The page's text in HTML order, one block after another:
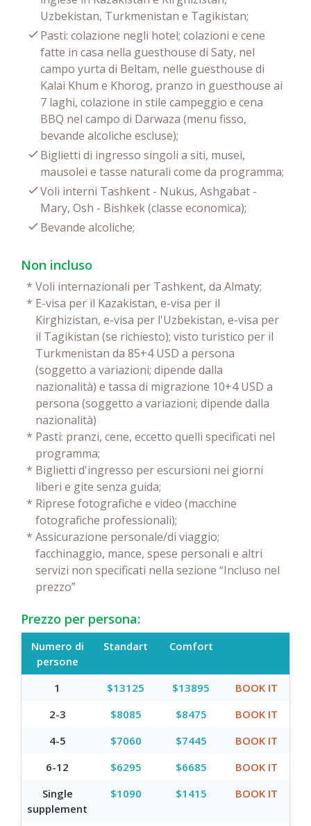
Uzbekistan, Turkmenistan e Tagikistan;
Pasti: colazione negli hotel; colazioni e cene
fatte in casa nella guesthouse di Saty, nel
campo yurta di Beltam, nelle guesthouse di
Kalai Khum e Khorog, pranzo in guesthouse ai
7 laghi, colazione in stile campeggio e cena
BBQ nel campo di Darwaza (menu fisso,
bevande alcoliche escluse);
Biglietti di ingresso singoli a siti, musei,
mausolei e tasse naturali come da programma;
Voli interni Tashkent - Nukus, Ashgabat -
Mary, Osh - Bishkek (classe economica);
Bevande alcoliche;
Non incluso
* Voli internazionali per Tashkent, da Almaty;
* E-visa per il Kazakistan, e-visa per il
Kirghizistan, e-visa per l'Uzbekistan, e-visa per
il Tagikistan (se richiesto); visto turistico per il
Turkmenistan da 85+4 USD a persona
(soggetto a variazioni; dipende dalla
nazionalità) e tassa di migrazione 10+4 USD a
persona (soggetto a variazioni; dipende dalla
nazionalità)
* Pasti: pranzi, cene, eccetto quelli specificati nel
programma;
* Biglietti d'ingresso per escursioni nei giorni
liberi e gite senza guida;
* Riprese fotografiche e video (macchine
fotografiche professionali);
* Assicurazione personale/di viaggio;
facchinaggio, mance, spese personali e altri
servizi non specificati nella sezione “Incluso nel
prezzo”
Prezzo per persona:
Numero di
persone
Standart Comfort
1 $13125 $13895
BOOK IT
2-3
$8085 $8475
BOOK IT
4-5
$7060 $7445
BOOK IT
6-12
$6295 $6685
BOOK IT
Single
supplement
$1090 $1415 BOOK IT